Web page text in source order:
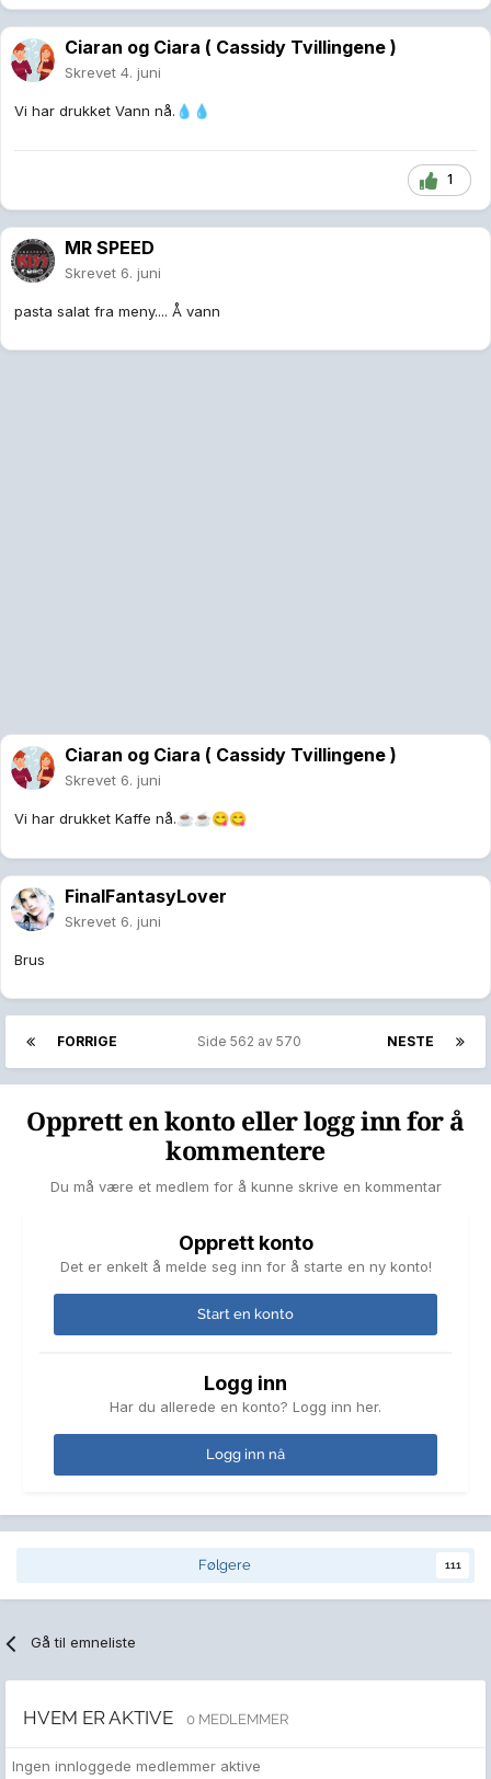
Ciaran og Ciara ( Cassidy Tvillingene )
Skrevet 4. juni
Vi har drukket Vann nå. 💧 💧
1
MR SPEED
Skrevet 6. juni
pasta salat fra meny.... Å vann
Ciaran og Ciara ( Cassidy Tvillingene )
Skrevet 6. juni
Vi har drukket Kaffe nå.☕☕😋😋
FinalFantasyLover
Skrevet 6. juni
Brus
FORRIGE NESTE
Side 562 av 570
Opprett en konto eller logg inn for å
kommentere
Du må være et medlem for å kunne skrive en kommentar
Opprett konto
Det er enkelt å melde seg inn for å starte en ny konto!
Start en konto
Logg inn
Har du allerede en konto? Logg inn her.
Logg inn nå
Følgere 111
Gå til emneliste
HVEM ER AKTIVE 0 MEDLEMMER
Ingen innloggede medlemmer aktive